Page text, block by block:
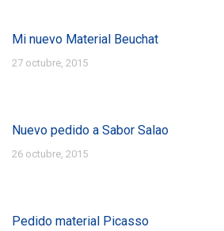
Mi nuevo Material Beuchat
27 octubre, 2015
Nuevo pedido a Sabor Salao
26 octubre, 2015
Pedido material Picasso